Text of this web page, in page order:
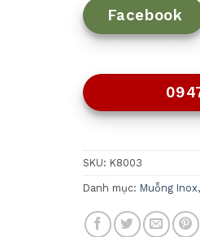
Facebook
SKU: K8003
Danh mục: Muỗng Inox,